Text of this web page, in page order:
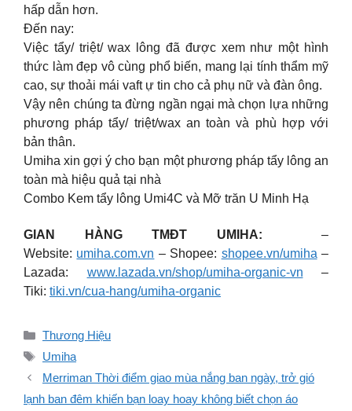
hấp dẫn hơn.
Đến nay:
Việc tẩy/ triệt/ wax lông đã được xem như một hình
thức làm đẹp vô cùng phổ biến, mang lại tính thẩm mỹ
cao, sự thoải mái vaft ự tin cho cả phụ nữ và đàn ông.
Vậy nên chúng ta đừng ngần ngại mà chọn lựa những
phương pháp tẩy/ triệt/wax an toàn và phù hợp với
bản thân.
Umiha xin gợi ý cho bạn một phương pháp tẩy lông an
toàn mà hiệu quả tại nhà
Combo Kem tẩy lông Umi4C và Mỡ trăn U Minh Hạ
GIAN HÀNG TMĐT UMIHA:
–
Website: umiha.com.vn – Shopee: shopee.vn/umiha–
Lazada: www.lazada.vn/shop/umiha-organic-vn –
Tiki: tiki.vn/cua-hang/umiha-organic
Danh
mục
Thương Hiệu
Thẻ
Umiha
Merriman Thời điểm giao mùa nắng ban ngày, trở gió
lạnh ban đêm khiến bạn loay hoay không biết chọn áo